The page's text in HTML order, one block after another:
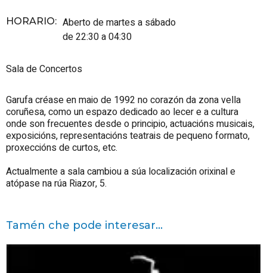
HORARIO: Aberto de martes a sábado
de 22:30 a 04:30
Sala de Concertos
Garufa créase en maio de 1992 no corazón da zona vella
coruñesa, como un espazo dedicado ao lecer e a cultura
onde son frecuentes desde o principio, actuacións musicais,
exposicións, representacións teatrais de pequeno formato,
proxeccións de curtos, etc.
Actualmente a sala cambiou a súa localización orixinal e
atópase na rúa Riazor, 5.
Tamén che pode interesar...